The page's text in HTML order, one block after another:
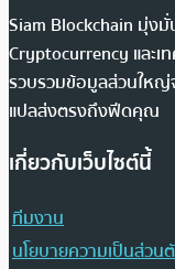
Siam Blockchain มุ่ง
Cryptocurrency และเ
รวบรวมข้อมูลส่วนใหญ่
แปลส่งตรงถึงฟีดคุณ
เกี่ยวกับเว็บไซต์นี้
ทีมงาน
นโยบายความเป็นส่วน